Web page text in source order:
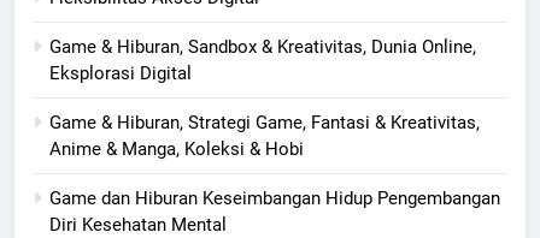
Game & Hiburan, Sandbox & Kreativitas, Dunia Online,
Eksplorasi Digital
Game & Hiburan, Strategi Game, Fantasi & Kreativitas,
Anime & Manga, Koleksi & Hobi
Game dan Hiburan Keseimbangan Hidup Pengembangan
Diri Kesehatan Mental